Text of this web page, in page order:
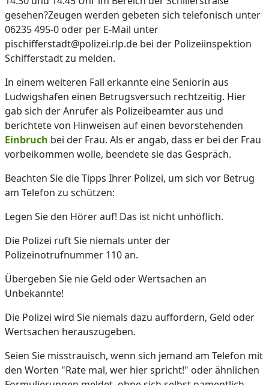
gesehen?Zeugen werden gebeten sich telefonisch unter
06235 495-0 oder per E-Mail unter
pischifferstadt@polizei.rlp.de bei der Polizeiinspektion
Schifferstadt zu melden.
In einem weiteren Fall erkannte eine Seniorin aus
Ludwigshafen einen Betrugsversuch rechtzeitig. Hier
gab sich der Anrufer als Polizeibeamter aus und
berichtete von Hinweisen auf einen bevorstehenden
Einbruch bei der Frau. Als er angab, dass er bei der Frau
vorbeikommen wolle, beendete sie das Gespräch.
Beachten Sie die Tipps Ihrer Polizei, um sich vor Betrug
am Telefon zu schützen:
Legen Sie den Hörer auf! Das ist nicht unhöflich.
Die Polizei ruft Sie niemals unter der
Polizeinotrufnummer 110 an.
Übergeben Sie nie Geld oder Wertsachen an
Unbekannte!
Die Polizei wird Sie niemals dazu auffordern, Geld oder
Wertsachen herauszugeben.
Seien Sie misstrauisch, wenn sich jemand am Telefon mit
den Worten "Rate mal, wer hier spricht!" oder ähnlichen